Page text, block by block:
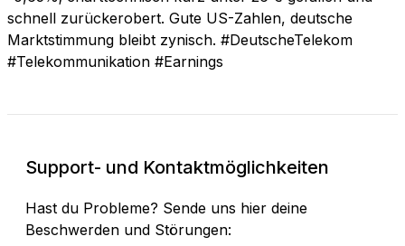
schnell zurückerobert. Gute US-Zahlen, deutsche
Marktstimmung bleibt zynisch. #DeutscheTelekom
#Telekommunikation #Earnings
Support- und Kontaktmöglichkeiten
Hast du Probleme? Sende uns hier deine
Beschwerden und Störungen: